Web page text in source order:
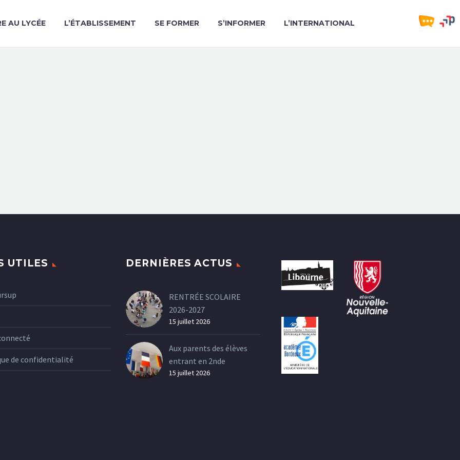
AU LYCÉE L’ÉTABLISSEMENT SE FORMER S’INFORMER L’INTERNATIONAL
UTILES
de confidentialité
DERNIÈRES ACTUS
RENTRÉE SCOLAIRE
2026-2027
15 juillet 2026
Aux parents des élèves
entrant en 2nde
15 juillet 2026